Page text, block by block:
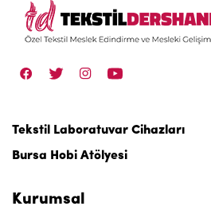
Tekstil Laboratuvar Cihazları
Bursa Hobi Atölyesi
Kurumsal